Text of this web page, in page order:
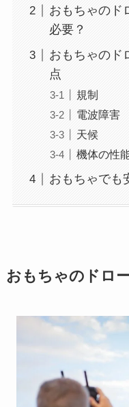
おもちゃのド
必要？
おもちゃのド
点
規制
電波障害
天候
機体の性
おもちゃでも
おもちゃのドロ